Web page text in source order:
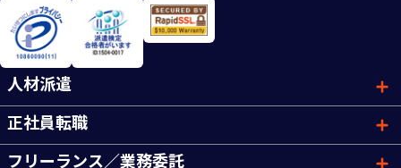
人材派遣
正社員転職
フリーランス／業務委託